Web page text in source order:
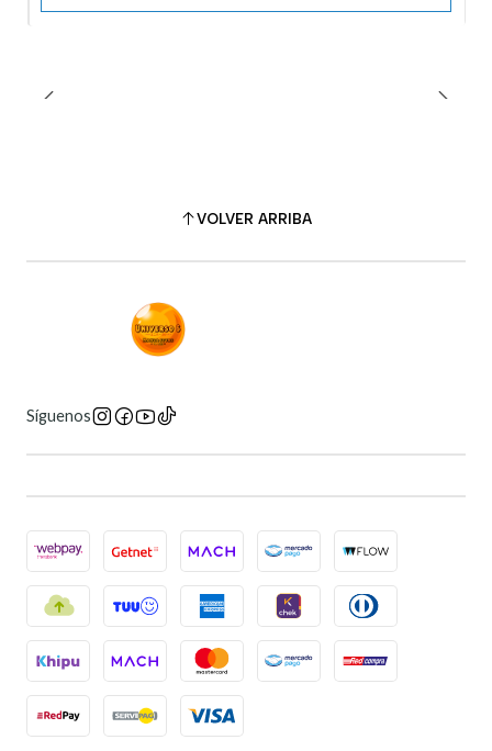
VOLVER ARRIBA
Síguenos